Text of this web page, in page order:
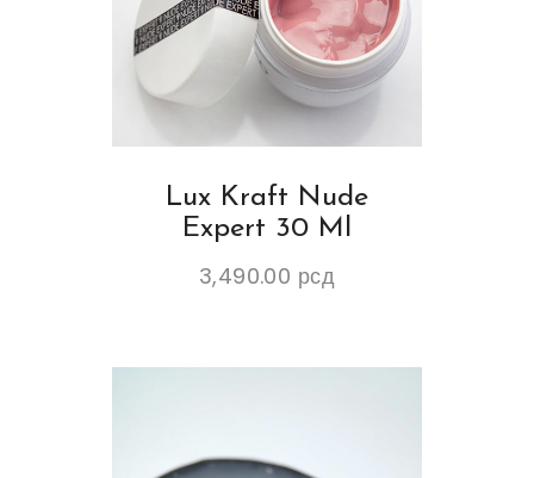
Lux Kraft Nude
Expert 30 Ml
3,490.00 рсд